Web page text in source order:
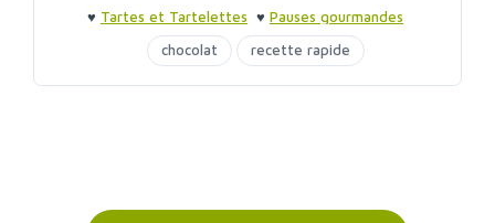
♥ Tartes et Tartelettes ♥ Pauses gourmandes
chocolat
recette rapide